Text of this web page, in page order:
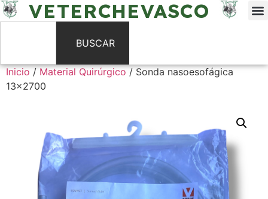
VETERCHEVASCO
BUSCAR
Inicio/Material Quirúrgico/ Sonda nasoesofágica
13×2700